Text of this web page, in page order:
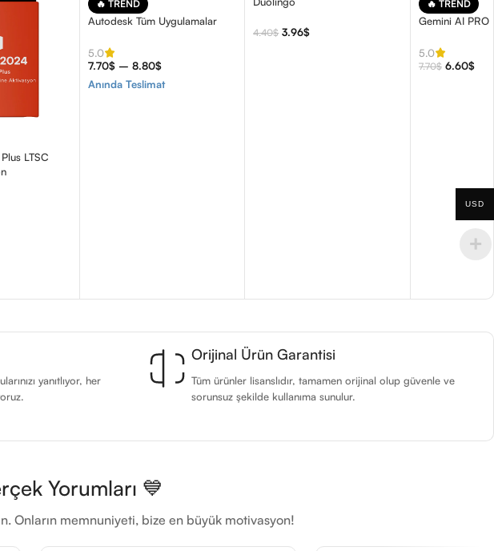
LTSC
🔥 TREND
Autodesk Tüm Uygulamalar
5.0
7.70$ – 8.80$
Anında Teslimat
4.40$ 3.96$
🔥 TREND
Gemini AI
5.0
7.70$ 6.60$
yanıtlıyor, her
Orijinal Ürün Garantisi
Tüm ürünler lisanslıdır, tamamen orijinal olup güvenle ve
sorunsuz şekilde kullanıma sunulur.
Yorumları 💙
Onların memnuniyeti, bize en büyük motivasyon!
USD